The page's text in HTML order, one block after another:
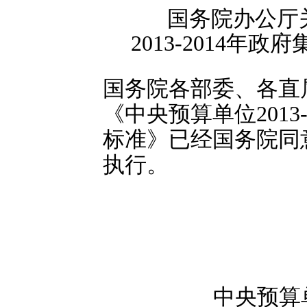
国务院办公
2013-2014年政府
国务院各部委、各
《中央预算单位
标准》已经国务院
执行。
中央预算